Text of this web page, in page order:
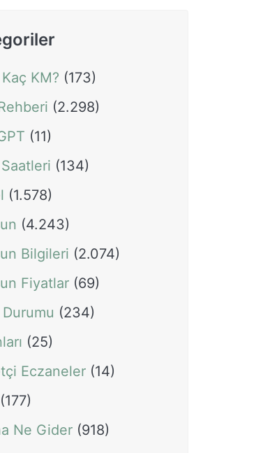
Kaç KM? (173)
(2.298)
(11)
(134)
(1.578)
(4.243)
Bilgileri (2.074)
Fiyatlar (69)
(234)
(25)
Eczaneler (14)
(177)
Ne Gider (918)